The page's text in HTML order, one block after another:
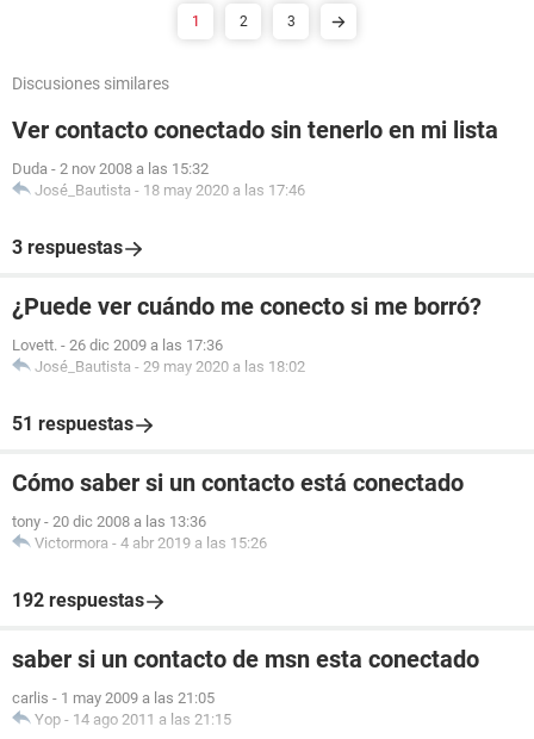
1 2 3
Discusiones similares
Ver contacto conectado sin tenerlo en mi lista
Duda - 2 nov 2008 a las 15:32
José_Bautista - 18 may 2020 a las 17:46
3 respuestas
¿Puede ver cuándo me conecto si me borró?
Lovett. - 26 dic 2009 a las 17:36
José_Bautista - 29 may 2020 a las 18:02
51 respuestas
Cómo saber si un contacto está conectado
tony - 20 dic 2008 a las 13:36
Victormora - 4 abr 2019 a las 15:26
192 respuestas
saber si un contacto de msn esta conectado
carlis - 1 may 2009 a las 21:05
Yop - 14 ago 2011 a las 21:15